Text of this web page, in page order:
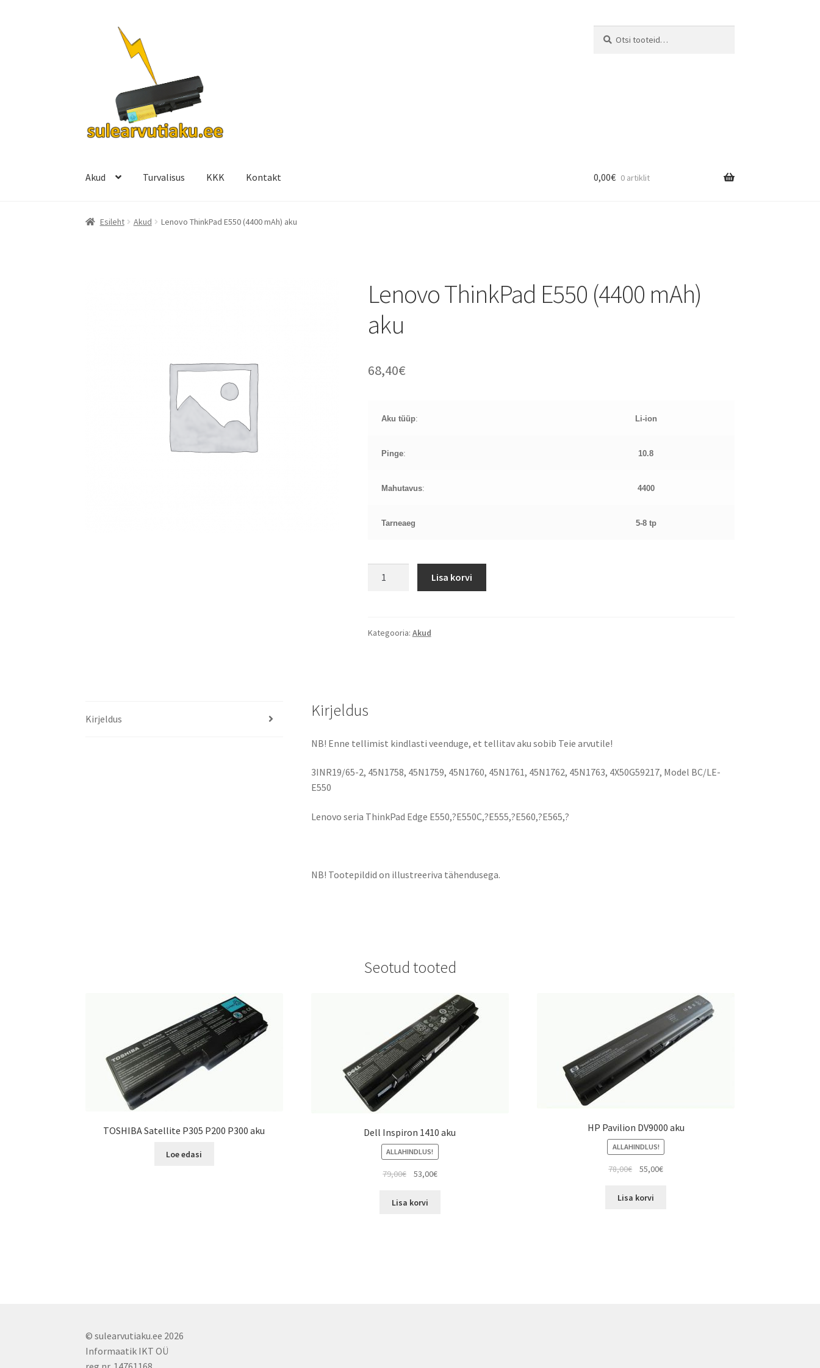
navigeerimisele
Akud Turvalisus KKK Kontakt 0,00€ 0 artiklit
Esileht Akud Lenovo ThinkPad E550 (4400 mAh) aku
Lenovo ThinkPad E550 (4400 mAh)
aku
68,40€
Aku tüüp: Li-ion
Pinge: 10.8
Mahutavus: 4400
Tarneaeg 5-8 tp
mAh)
Lisa korvi
Kategooria: Akud
Kirjeldus Kirjeldus
NB! Enne tellimist kindlasti veenduge, et tellitav aku sobib Teie arvutile!
3INR19/65-2, 45N1758, 45N1759, 45N1760, 45N1761, 45N1762, 45N1763, 4X50G59217, Model BC/LE-
E550
Lenovo seria ThinkPad Edge E550,?E550C,?E555,?E560,?E565,?
NB! Tootepildid on illustreeriva tähendusega.
Seotud tooted
TOSHIBA Satellite P305 P200 P300 aku
Loe edasi
Dell Inspiron 1410 aku
ALLAHINDLUS!
79,00€
Algne
oli:
53,00€Current
Lisa korvi
HP Pavilion DV9000 aku
ALLAHINDLUS!
78,00€
Algne
oli:
55,00€Current
Lisa korvi
© sulearvutiaku.ee 2026
Informaatik IKT OÜ